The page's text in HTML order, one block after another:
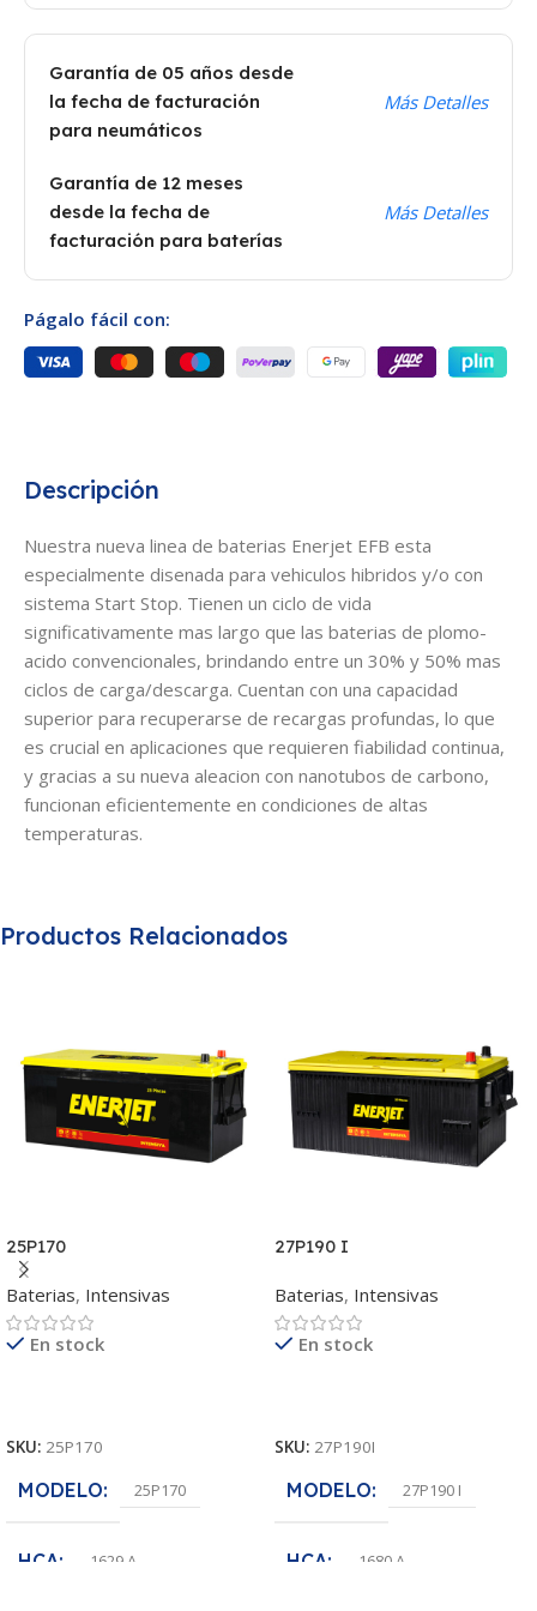
Descripción
Nuestra nueva linea de baterias Enerjet EFB esta
especialmente disenada para vehiculos hibridos y/o con
sistema Start Stop. Tienen un ciclo de vida
significativamente mas largo que las baterias de plomo-
acido convencionales, brindando entre un 30% y 50% mas
ciclos de carga/descarga. Cuentan con una capacidad
superior para recuperarse de recargas profundas, lo que
es crucial en aplicaciones que requieren fiabilidad continua,
y gracias a su nueva aleacion con nanotubos de carbono,
funcionan eficientemente en condiciones de altas
temperaturas.
Garantía de 05 años desde
la fecha de facturación
para neumáticos
Más Detalles
Garantía de 12 meses
desde la fecha de
facturación para baterías
Más Detalles
Págalo fácil con:
Productos Relacionados
25P170
Baterias, Intensivas
En stock
SKU: 25P170
MODELO 25P170
HCA 1629 A
27P190 I
Baterias, Intensivas
En stock
SKU: 27P190I
MODELO 27P190 I
HCA 1680 A